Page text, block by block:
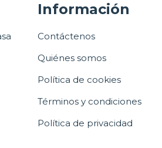
Información
Contáctenos
Quiénes somos
Política de cookies
Términos y condiciones
Política de privacidad